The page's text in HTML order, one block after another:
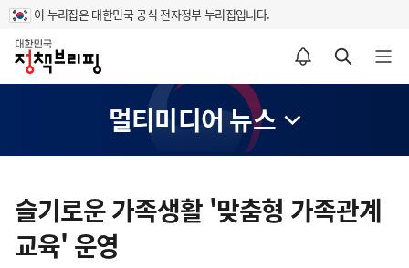
이 누리집은 대한민국 공식 전자정부 누리집입니다.
홈
알림설정 바로가기 검색 바로가기 메뉴 열기
멀티미디어 뉴스
텐
츠
영
슬기로운 가족생활 '맞춤형 가족관계
교육' 운영